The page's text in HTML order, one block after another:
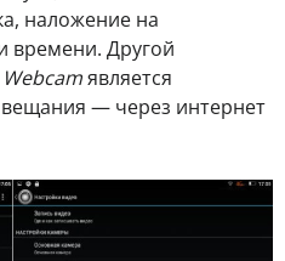
наложение на
времени. Другой
Webcamявляется
— через интернет